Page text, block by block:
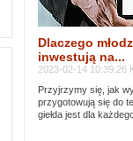
Dlaczego
inwestują na...
2023-02-14 10:39:26
Przyjrzymy się, jak
przygotowują się do
giełda jest dla